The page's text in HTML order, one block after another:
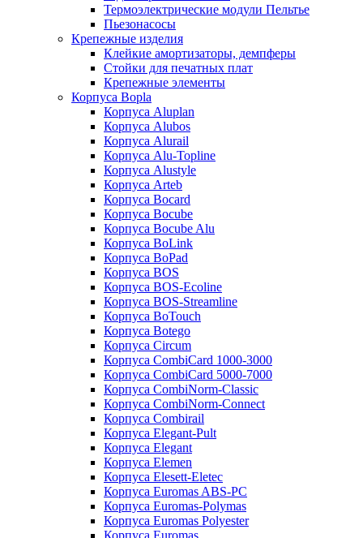
Термоэлектрические модули Пельтье
Пьезонасосы
Крепежные изделия
Клейкие амортизаторы, демпферы
Стойки для печатных плат
Крепежные элементы
Корпуса Bopla
Корпуса Aluplan
Корпуса Alubos
Корпуса Alurail
Корпуса Alu-Topline
Корпуса Alustyle
Корпуса Arteb
Корпуса Bocard
Корпуса Bocube
Корпуса Bocube Alu
Корпуса BoLink
Корпуса BoPad
Корпуса BOS
Корпуса BOS-Ecoline
Корпуса BOS-Streamline
Корпуса BoTouch
Корпуса Botego
Корпуса Circum
Корпуса CombiCard 1000-3000
Корпуса CombiCard 5000-7000
Корпуса CombiNorm-Classic
Корпуса CombiNorm-Connect
Корпуса Combirail
Корпуса Elegant-Pult
Корпуса Elegant
Корпуса Elemen
Корпуса Elesett-Eletec
Корпуса Euromas ABS-PC
Корпуса Euromas-Polymas
Корпуса Euromas Polyester
Корпуса Euromas